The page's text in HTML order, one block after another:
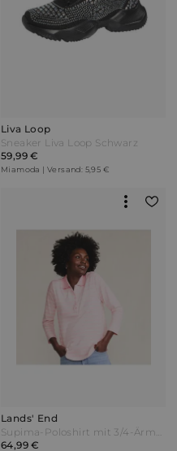
Liva Loop
Sneaker Liva Loop Schwarz
59,99 €
Miamoda | Versand: 5,95 €
Lands' End
Supima-Poloshirt mit 3/4-Ärmeln in Plus-Größe Damen Pink by Lands' End
64,99 €